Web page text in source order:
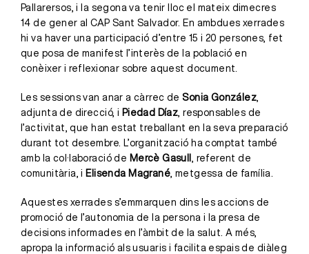
Pallarersos, i la segona va tenir lloc el mateix dimecres
14 de gener al CAP Sant Salvador. En ambdues xerrades
hi va haver una participació d’entre 15 i 20 persones, fet
que posa de manifest l’interès de la població en
conèixer i reflexionar sobre aquest document.
Les sessions van anar a càrrec deSonia González,
adjunta de direcció, i Piedad Díaz, responsables de
l’activitat, que han estat treballant en la seva preparació
durant tot desembre. L’organització ha comptat també
amb la col·laboració de Mercè Gasull , referent de
comunitària, i Elisenda Magrané, metgessa de família.
Aquestes xerrades s’emmarquen dins les accions de
promoció de l’autonomia de la persona i la presa de
decisions informades en l’àmbit de la salut. A més,
apropa la informació als usuaris i facilita espais de diàleg